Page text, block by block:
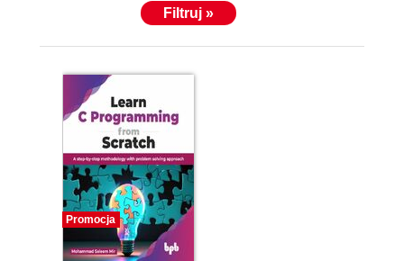
Filtruj »
Promocja